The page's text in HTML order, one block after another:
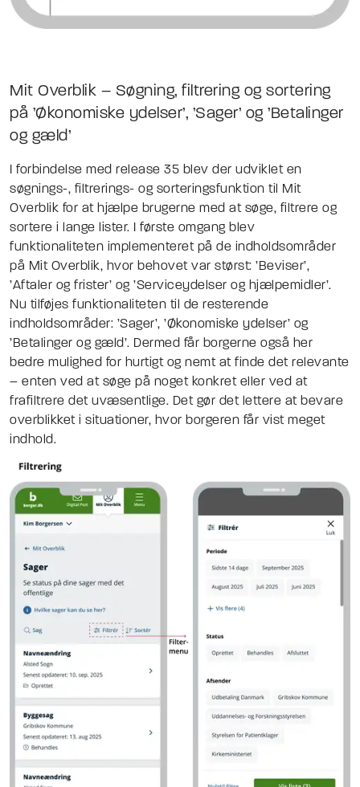
Mit Overblik – Søgning, filtrering og sortering
på ’Økonomiske ydelser’, ’Sager’ og ’Betalinger
og gæld’
I forbindelse med release 35 blev der udviklet en
søgnings-, filtrerings- og sorteringsfunktion til Mit
Overblik for at hjælpe brugerne med at søge, filtrere og
sortere i lange lister. I første omgang blev
funktionaliteten implementeret på de indholdsområder
på Mit Overblik, hvor behovet var størst: ’Beviser’,
’Aftaler og frister’ og ’Serviceydelser og hjælpemidler’.
Nu tilføjes funktionaliteten til de resterende
indholdsområder: ’Sager’, ’Økonomiske ydelser’ og
’Betalinger og gæld’. Dermed får borgerne også her
bedre mulighed for hurtigt og nemt at finde det relevante
– enten ved at søge på noget konkret eller ved at
frafiltrere det uvæsentlige. Det gør det lettere at bevare
overblikket i situationer, hvor borgeren får vist meget
indhold.